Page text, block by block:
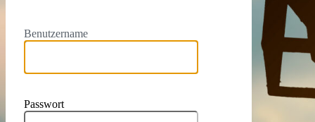
Benutzername
Passwort